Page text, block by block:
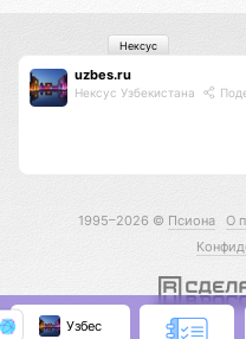
uzbes.ru
Нексус Узбекистана
Нексус
1995–2026 © Псиона О
Узбес